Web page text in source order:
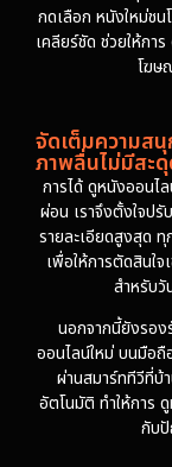
กดเลือก หนังใหม่ชน
เคลียร์ชัด ช่วยให้กา
โฆษ
จัดเต็มความส
ภาพลื่นไม่มีสะ
การได้ ดูหนังออนไ
ผ่อน เราจึงตั้งใจปรั
รายละเอียดสูงสุด
เพื่อให้การตัดสินใ
สำหรับ
นอกจากนี้ยังรอง
ออนไลน์ใหม่ บนมือถื
ผ่านสมาร์ททีวีที่บ้
อัตโนมัติ ทำให้การ
กับ